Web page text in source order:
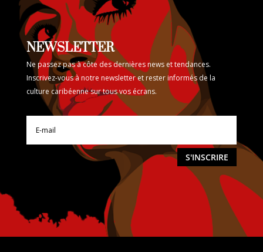
NEWSLETTER
Ne passez pas à côte des dernières news et tendances.
Inscrivez-vous à notre newsletter et rester informés de la
culture caribéenne sur tous vos écrans.
S'INSCRIRE